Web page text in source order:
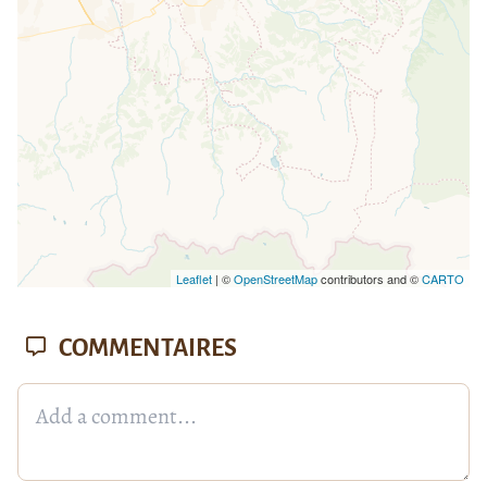
Leaflet| ©OpenStreetMapcontributors and ©CARTO
COMMENTAIRES